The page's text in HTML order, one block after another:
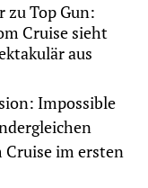
zu Top Gun:
Cruise sieht
aus
Impossible
Cruise im ersten